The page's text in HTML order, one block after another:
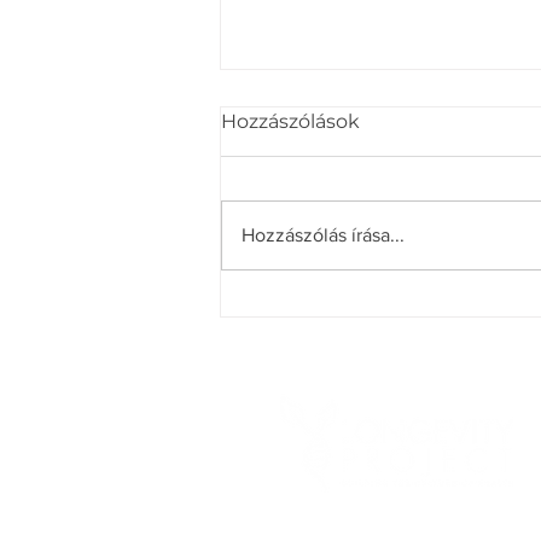
Hozzászólások
Hozzászólás írása...